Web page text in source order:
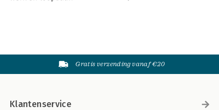
Gratis verzending vanaf €20
Klantenservice